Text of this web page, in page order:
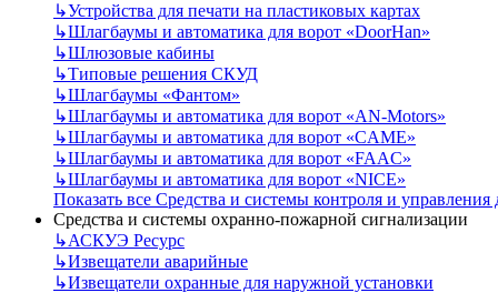
↳Устройства для печати на пластиковых картах
↳Шлагбаумы и автоматика для ворот «DoorHan»
↳Шлюзовые кабины
↳Типовые решения СКУД
↳Шлагбаумы «Фантом»
↳Шлагбаумы и автоматика для ворот «AN-Motors»
↳Шлагбаумы и автоматика для ворот «CAME»
↳Шлагбаумы и автоматика для ворот «FAAC»
↳Шлагбаумы и автоматика для ворот «NICE»
Показать все Средства и системы контроля и управления
Средства и системы охранно-пожарной сигнализации
↳АСКУЭ Ресурс
↳Извещатели аварийные
↳Извещатели охранные для наружной установки